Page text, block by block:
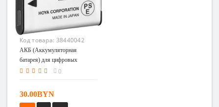
Код товара: 38440042
АКБ (Аккумуляторная
батарея) для цифровых
фотоаппаратов Pentax D-Li92
0
30.00BYN